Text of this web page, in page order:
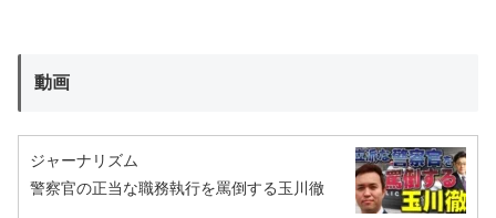
動画
ジャーナリズム
警察官の正当な職務執行を罵倒する玉川徹